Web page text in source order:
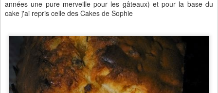
années une pure merveille pour les gâteaux) et pour la base du
cake j'ai repris celle des Cakes de Sophie